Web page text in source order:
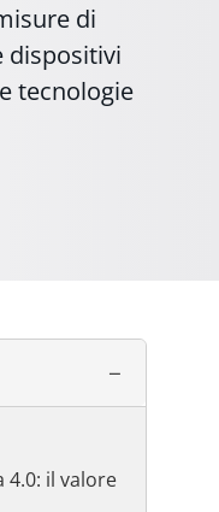
di
dispositivi
tecnologie
4.0: il valore